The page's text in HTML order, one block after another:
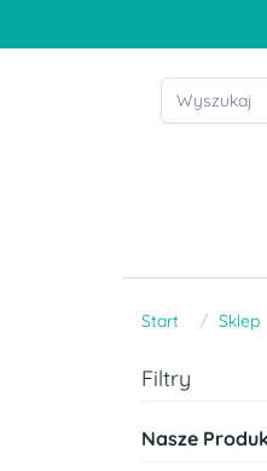
Start Sklep
Filtry
Nasze